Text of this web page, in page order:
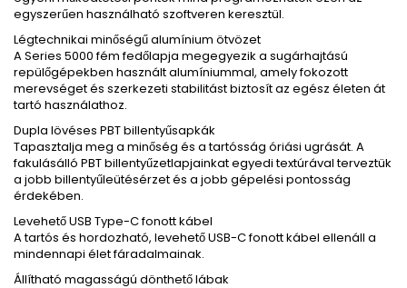
egyszerűen használható szoftveren keresztül.
Légtechnikai minőségű alumínium ötvözet
A Series 5000 fém fedőlapja megegyezik a sugárhajtású
repülőgépekben használt alumíniummal, amely fokozott
merevséget és szerkezeti stabilitást biztosít az egész életen át
tartó használathoz.
Dupla lövéses PBT billentyűsapkák
Tapasztalja meg a minőség és a tartósság óriási ugrását. A
fakulásálló PBT billentyűzetlapjainkat egyedi textúrával terveztük
a jobb billentyűleütésérzet és a jobb gépelési pontosság
érdekében.
Levehető USB Type-C fonott kábel
A tartós és hordozható, levehető USB-C fonott kábel ellenáll a
mindennapi élet fáradalmainak.
Állítható magasságú dönthető lábak